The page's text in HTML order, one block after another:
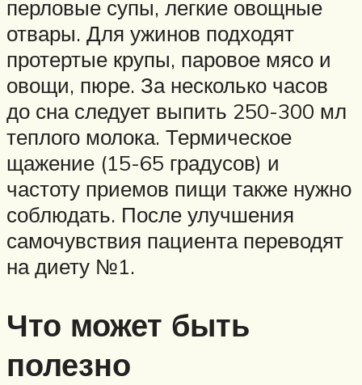
перловые супы, легкие овощные
отвары. Для ужинов подходят
протертые крупы, паровое мясо и
овощи, пюре. За несколько часов
до сна следует выпить 250-300 мл
теплого молока. Термическое
щажение (15-65 градусов) и
частоту приемов пищи также нужно
соблюдать. После улучшения
самочувствия пациента переводят
на диету №1.
Что может быть
полезно